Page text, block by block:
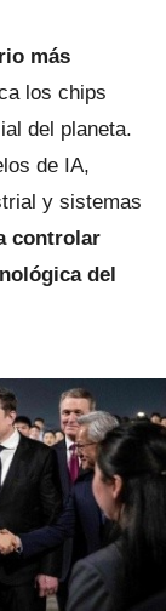
más
los chips
del planeta.
de IA,
y sistemas
controlar
del